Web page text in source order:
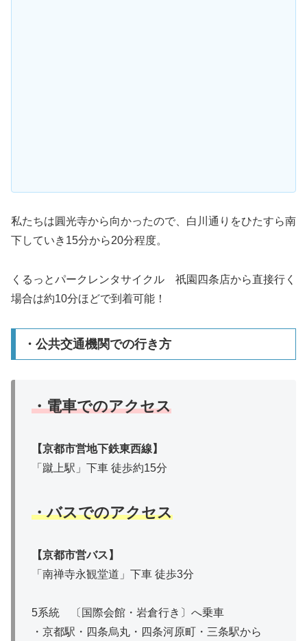
私たちは圓光寺から向かったので、白川通りをひたすら南
下していき15分から20分程度。
くるっとパークレンタサイクル 祇園四条店から直接行く
場合は約10分ほどで到着可能！
・公共交通機関での行き方
・電車でのアクセス
【京都市営地下鉄東西線】
「蹴上駅」下車 徒歩約15分
・バスでのアクセス
【京都市営バス 】
「南禅寺永観堂道」下車 徒歩3分
5系統 〔国際会館・岩倉行き〕へ乗車
・京都駅・四条烏丸・四条河原町・三条駅から